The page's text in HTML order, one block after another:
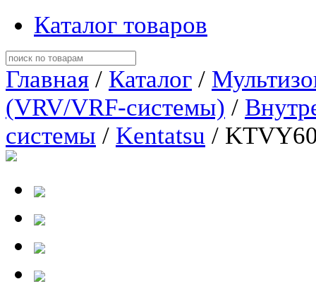
Каталог товаров
Главная / Каталог /
(VRV/VRF-системы) /
системы / Kentatsu /